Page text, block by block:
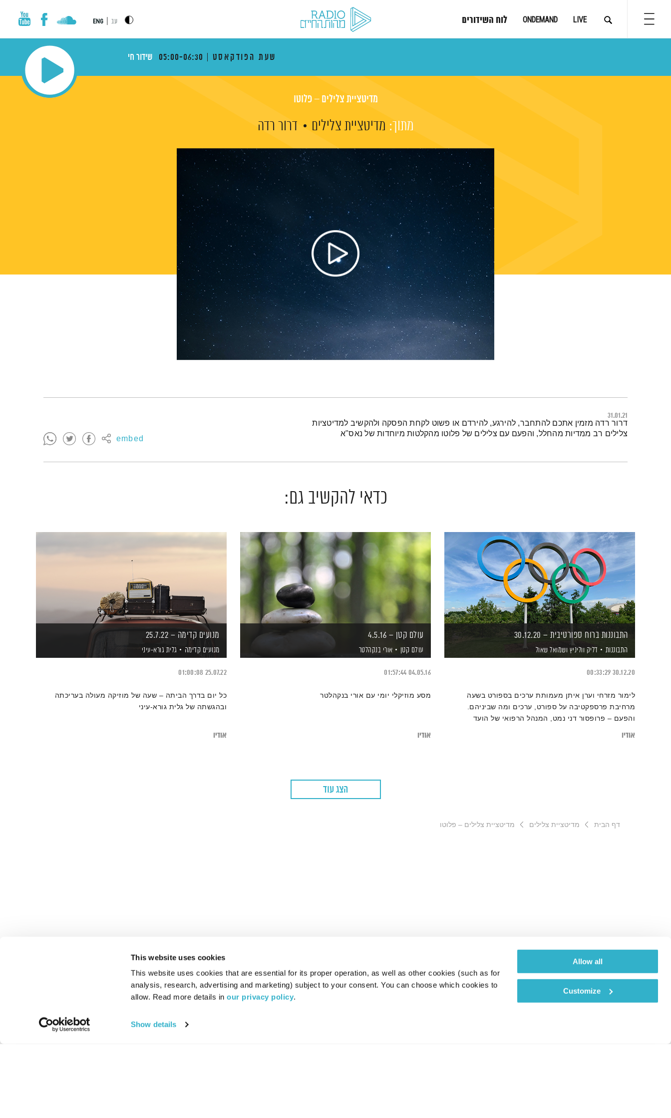
This website uses cookies
This website uses cookies that are essential for its proper operation, as well as other cookies (such as for
analysis, research, advertising and marketing) subject to your consent. You can choose which cookies to
allow. Read more details in our privacy policy.
Show details
Allow all
Customize
LIVE
ONDEMAND לוח השידורים עב ENG
שעת הפודקאסט 05:00-06:30 שידור חי
מדיטציית צלילים – פלוטו
מתוך: מדיטציית צלילים דרור רדה
31.01.21
embed
תמצית הפודקאסט
דרור רדה מזמין אתכם להתחבר, להירגע, להירדם או פשוט לקחת הפסקה ולהקשיב למדיטציות
צלילים רב ממדיות מהחלל, והפעם עם צלילים של פלוטו מהקלטות מיוחדות של נאס"א
כדאי להקשיב גם:
התבוננות ברוח ספורטיבית – 30.12.20
התבוננות דליק ווליניץ ושמואל שאול
30.12.20
00:33:29
לימור מזרחי וערן איתן מעמותת ערכים בספורט בשעה
מרחיבת פרספקטיבה על ספורט, ערכים ומה שביניהם.
והפעם – פרופסור דני נמט, המנהל הרפואי של הועד
אודיו
עולם קטן – 4.5.16
עולם קטן אורי בנקהלטר
04.05.16
01:57:44
מסע מוזיקלי יומי עם אורי בנקהלטר
אודיו
מנועים קדימה – 25.7.22
מנועים קדימה גלית גורא-עיני
25.07.22
01:00:08
כל יום בדרך הביתה – שעה של מוזיקה מעולה בעריכתה
ובהגשתה של גלית גורא-עיני
אודיו
הצג עוד
דף הבית מדיטציית צלילים מדיטציית צלילים – פלוטו